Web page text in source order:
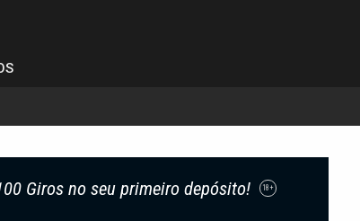
Giros no seu primeiro depósito! 18+